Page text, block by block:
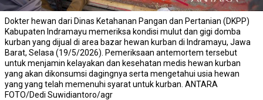
Dokter hewan dari Dinas Ketahanan Pangan dan Pertanian (DKPP)
Kabupaten Indramayu memeriksa kondisi mulut dan gigi domba
kurban yang dijual di area bazar hewan kurban di Indramayu, Jawa
Barat, Selasa (19/5/2026). Pemeriksaan antemortem tersebut
untuk menjamin kelayakan dan kesehatan medis hewan kurban
yang akan dikonsumsi dagingnya serta mengetahui usia hewan
yang yang telah memenuhi syarat untuk kurban. ANTARA
FOTO/Dedi Suwidiantoro/agr